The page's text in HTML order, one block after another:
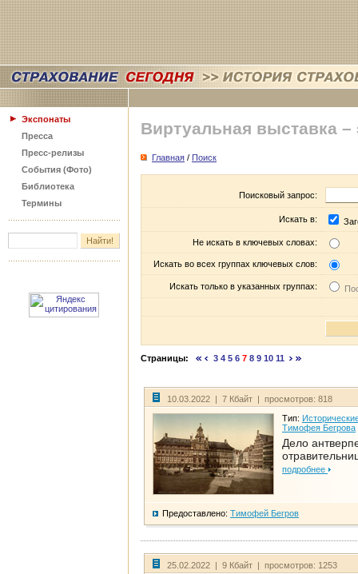
Экспонаты
Пресса
Пресс-релизы
События (Фото)
Библиотека
Термины
Виртуальная выставка –
Главная / Поиск
Поисковый запрос:
Искать в:
Не искать в ключевых словах:
Искать во всех группах ключевых слов:
Искать только в указанных группах:
Страницы: 3 4 5 6 7 8 9 10 11
10.03.2022 | 7 Кбайт | просмотров: 818
Тип:
Тимофея Бегрова
Дело
подробнее
Предоставлено: Тимофей Бегров
25.02.2022 | 9 Кбайт | просмотров: 1253